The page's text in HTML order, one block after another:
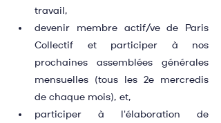
travail,
devenir membre actif/ve de Paris
Collectif et participer à nos
prochaines assemblées générales
mensuelles (tous les 2e mercredis
de chaque mois), et,
participer à l'élaboration de